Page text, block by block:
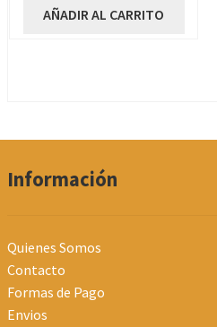
AÑADIR AL CARRITO
Información
Quienes Somos
Contacto
Formas de Pago
Envios